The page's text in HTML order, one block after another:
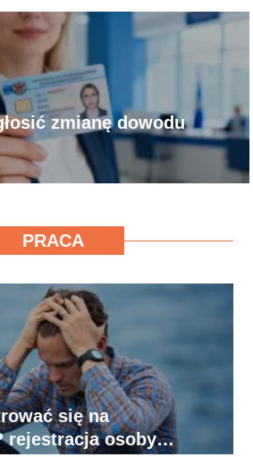
zmianę dowodu
PRACA
się na
rejestracja osoby